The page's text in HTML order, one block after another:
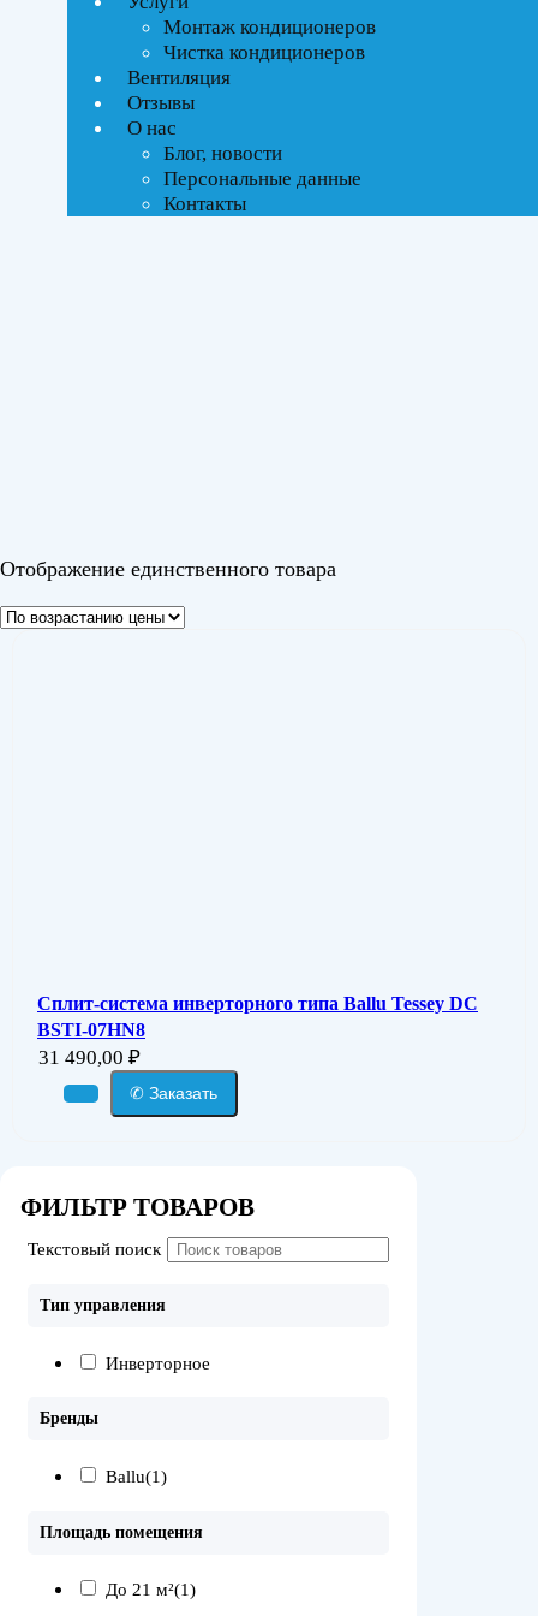
Монтаж кондиционеров
Чистка кондиционеров
Вентиляция
Отзывы
О нас
Блог, новости
Персональные данные
Контакты
Текстовый поиск
Тип управления
Инверторное
Отображение единственного товара
Сплит-система инверторного типа Ballu Tessey DC
BSTI-07HN8
31 490,00 ₽
✆ Заказать
ФИЛЬТР ТОВАРОВ
Текстовый поиск
Тип управления
Инверторное
Бренды
Ballu(1)
Площадь помещения
До 21 м²(1)